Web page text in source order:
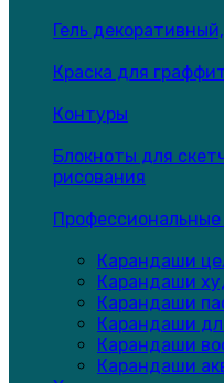
Гель
Краска для
Контуры
Блокноты для
рисования
Карандаши
Карандаши
Карандаши
Карандаши
Карандаши
Карандаши